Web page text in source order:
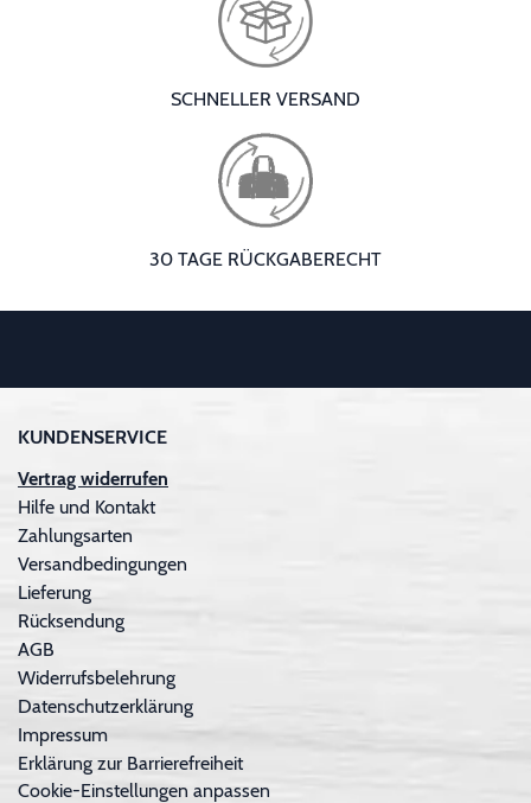
SCHNELLER VERSAND
30 TAGE RÜCKGABERECHT
KUNDENSERVICE
Vertrag widerrufen
Hilfe und Kontakt
Zahlungsarten
Versandbedingungen
Lieferung
Rücksendung
AGB
Widerrufsbelehrung
Datenschutzerklärung
Impressum
Erklärung zur Barrierefreiheit
Cookie-Einstellungen anpassen